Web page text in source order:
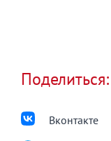
Поделиться:
Вконтакте